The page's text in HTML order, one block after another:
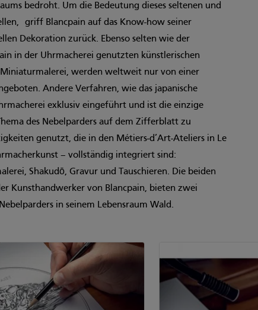
bedroht. Um die Bedeutung dieses seltenen und
griff Blancpain auf das Know-how seiner
Dekoration zurück. Ebenso selten wie der
in der Uhrmacherei genutzten künstlerischen
Miniaturmalerei, werden weltweit nur von einer
Andere Verfahren, wie das japanische
exklusiv eingeführt und ist die einzige
des Nebelparders auf dem Zifferblatt zu
genutzt, die in den Métiers-d’Art-Ateliers in Le
– vollständig integriert sind:
Shakudō, Gravur und Tauschieren. Die beiden
Kunsthandwerker von Blancpain, bieten zwei
in seinem Lebensraum Wald.